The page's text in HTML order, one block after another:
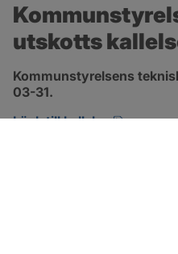
utskotts
Kommunstyrelsens
03-31.
Länk till kallelse
pdf,